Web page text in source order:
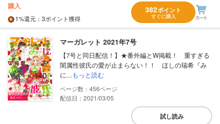
購入
1%還元 ：3ポイント獲得
382ポイント
すぐに購入
マーガレット 2021年7号
【7号と同日配信！】★番外編とW掲載！ 重すぎる
闇属性彼氏の愛が止まらない！！ ほしの瑞希『み
に...もっと読む
456
配信日：2021/03/05
試し読み